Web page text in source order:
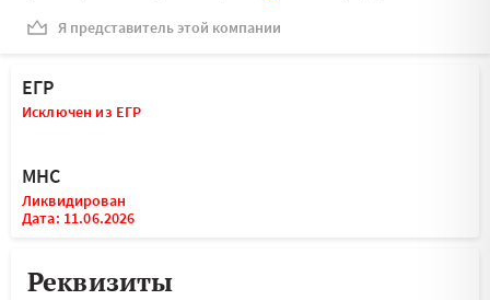
Я представитель этой компании
ЕГР
Исключен из ЕГР
МНС
Ликвидирован
Дата: 11.06.2026
Реквизиты